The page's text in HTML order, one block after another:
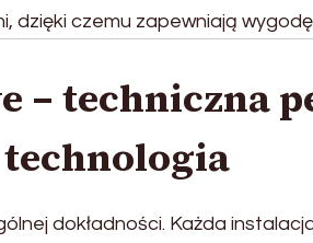
dzięki czemu zapewniają
– techniczna
dokładności. Każda